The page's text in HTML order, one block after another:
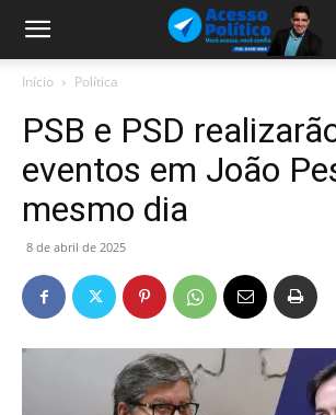
Início Política
PSB e PSD
eventos em João
mesmo dia
8 de abril de 2025